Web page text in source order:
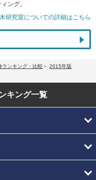
ング。
研究室についての詳細はこちら
ランキング・比較
2015年版
キング一覧